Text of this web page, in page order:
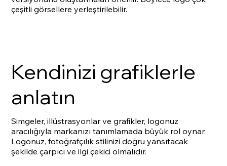
çeşitli görsellere yerleştirilebilir.
Kendinizi grafiklerle
anlatın
Simgeler, illüstrasyonlar ve grafikler, logonuz
aracılığıyla markanızı tanımlamada büyük rol oynar.
Logonuz, fotoğrafçılık stilinizi doğru yansıtacak
şekilde çarpıcı ve ilgi çekici olmalıdır.